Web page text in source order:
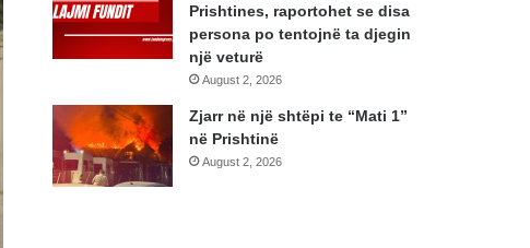
Prishtines, raportohet se disa
persona po tentojnë ta djegin
një veturë
August 2, 2026
Zjarr në një shtëpi te “Mati 1”
në Prishtinë
August 2, 2026